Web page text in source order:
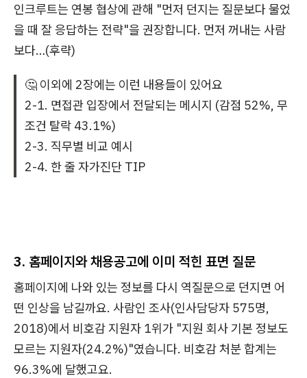
인크루트는 연봉 협상에 관해 "먼저 던지는 질문보다 물었
을 때 잘 응답하는 전략"을 권장합니다. 먼저 꺼내는 사람
보다…(후략)
🤔 이외에 2장에는 이런 내용들이 있어요
2-1. 면접관 입장에서 전달되는 메시지 (감점 52%, 무
조건 탈락 43.1%)
2-3. 직무별 비교 예시
2-4. 한 줄 자가진단 TIP
3. 홈페이지와 채용공고에 이미 적힌 표면 질문
홈페이지에 나와 있는 정보를 다시 역질문으로 던지면 어
떤 인상을 남길까요. 사람인 조사(인사담당자 575명,
2018)에서 비호감 지원자 1위가 "지원 회사 기본 정보도
모르는 지원자(24.2%)"였습니다. 비호감 처분 합계는
96.3%에 달했고요.